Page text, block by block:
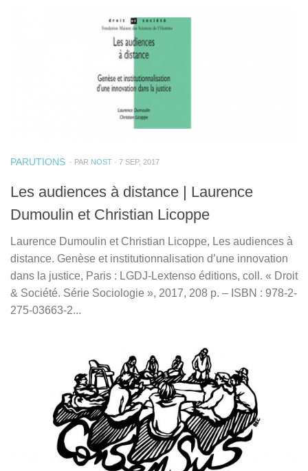
PARUTIONS · PAR NOST · 7 SEP, 2017
Les audiences à distance | Laurence
Dumoulin et Christian Licoppe
Laurence Dumoulin et Christian Licoppe, Les audiences à
distance. Genèse et institutionnalisation d’une innovation
dans la justice, Paris : LGDJ-Lextenso éditions, coll. « Droit
& Société. Série Sociologie », 2017, 208 p. – ISBN : 978-2-
275-03663-2...